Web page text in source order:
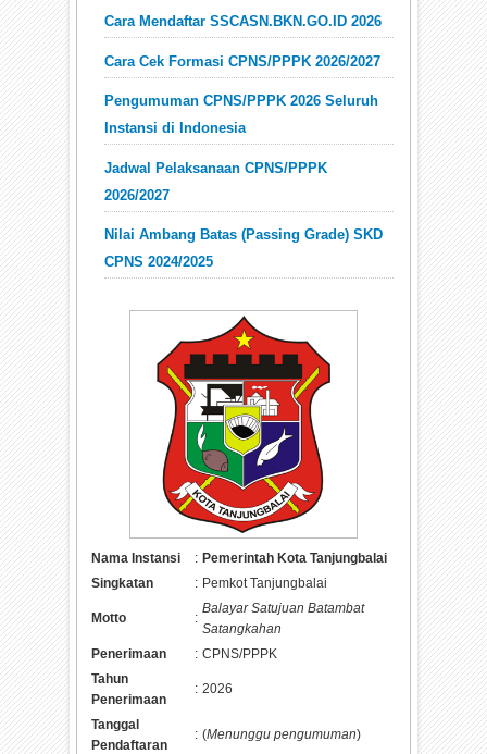
Cara Mendaftar SSCASN.BKN.GO.ID 2026
Cara Cek Formasi CPNS/PPPK 2026/2027
Pengumuman CPNS/PPPK 2026 Seluruh
Instansi di Indonesia
Jadwal Pelaksanaan CPNS/PPPK
2026/2027
Nilai Ambang Batas (Passing Grade) SKD
CPNS 2024/2025
Nama Instansi : Pemerintah Kota Tanjungbalai
Singkatan
: Pemkot Tanjungbalai
Motto :
Balayar Satujuan Batambat
Satangkahan
Penerimaan
: CPNS/PPPK
Tahun
Penerimaan
: 2026
Tanggal
Pendaftaran
: (Menunggu pengumuman)